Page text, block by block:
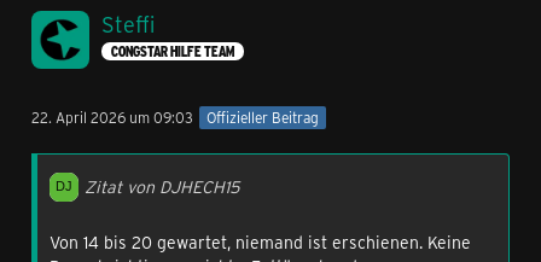
Steffi
CONGSTAR HILFE TEAM
22. April 2026 um 09:03 Offizieller Beitrag
Zitat von DJHECH15
Von 14 bis 20 gewartet, niemand ist erschienen. Keine